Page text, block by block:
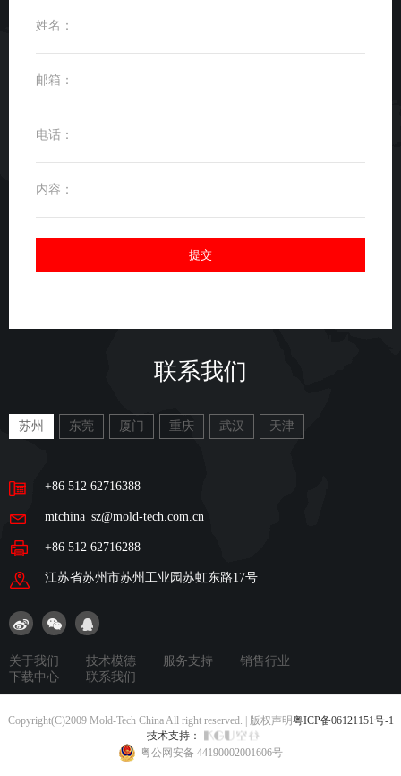
姓名：
邮箱：
电话：
内容：
联系我们
苏州 东莞 厦门 重庆 武汉 天津
+86 512 62716388
mtchina_sz@mold-tech.com.cn
+86 512 62716288
江苏省苏州市苏州工业园苏虹东路17号
关于我们 技术模德 服务支持
销售行业
下载中心
联系我们
Copyright(C)2009 Mold-Tech China All right reserved. | 版权声明粤ICP备06121151号-1
技术支持：
粤公网安备 44190002001606号